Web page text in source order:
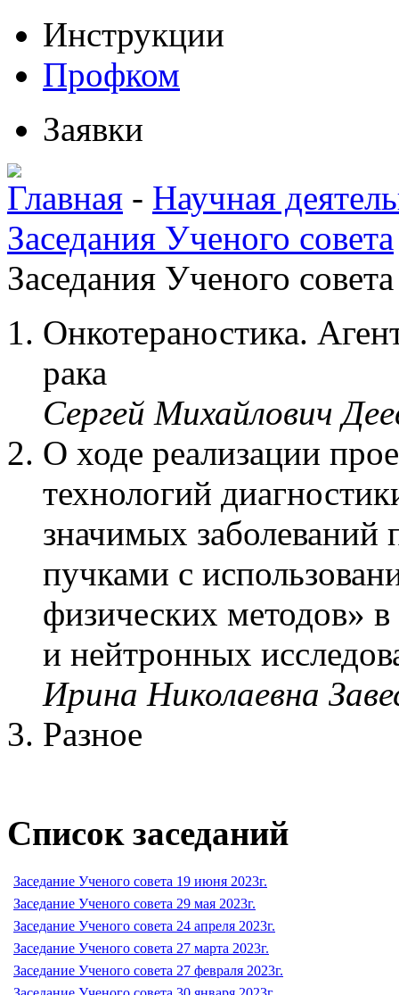
Инструкции
Профком
Заявки
Главная - Научная
Заседания Ученого совета
Заседания Ученого
Онкотераностика.
рака
Сергей Михайлович
О ходе реализации
технологий
значимых
пучками с
физических методов»
и нейтронных
Ирина Николаевна
Разное
Список заседаний
Заседание Ученого совета 19 июня 2023г.
Заседание Ученого совета 29 мая 2023г.
Заседание Ученого совета 24 апреля 2023г.
Заседание Ученого совета 27 марта 2023г.
Заседание Ученого совета 27 февраля 2023г.